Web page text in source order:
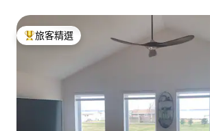
旅客精選榜首
旅客精選